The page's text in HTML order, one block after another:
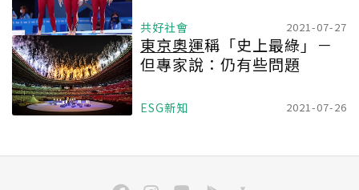
共好社會 2021-07-27
東京奧運稱「史上最綠」－
但專家說：仍有些問題
ESG新知 2021-07-26